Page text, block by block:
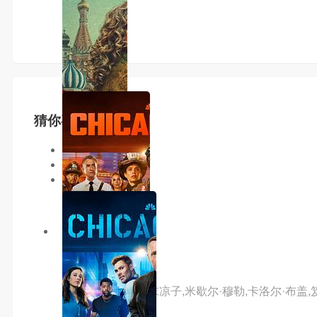
猜你喜欢
同类型
同地区
同年份
7.0分 hd
极速追杀令
主演：让·雷诺,广末凉子,米歇尔·穆勒,卡洛尔·布盖,